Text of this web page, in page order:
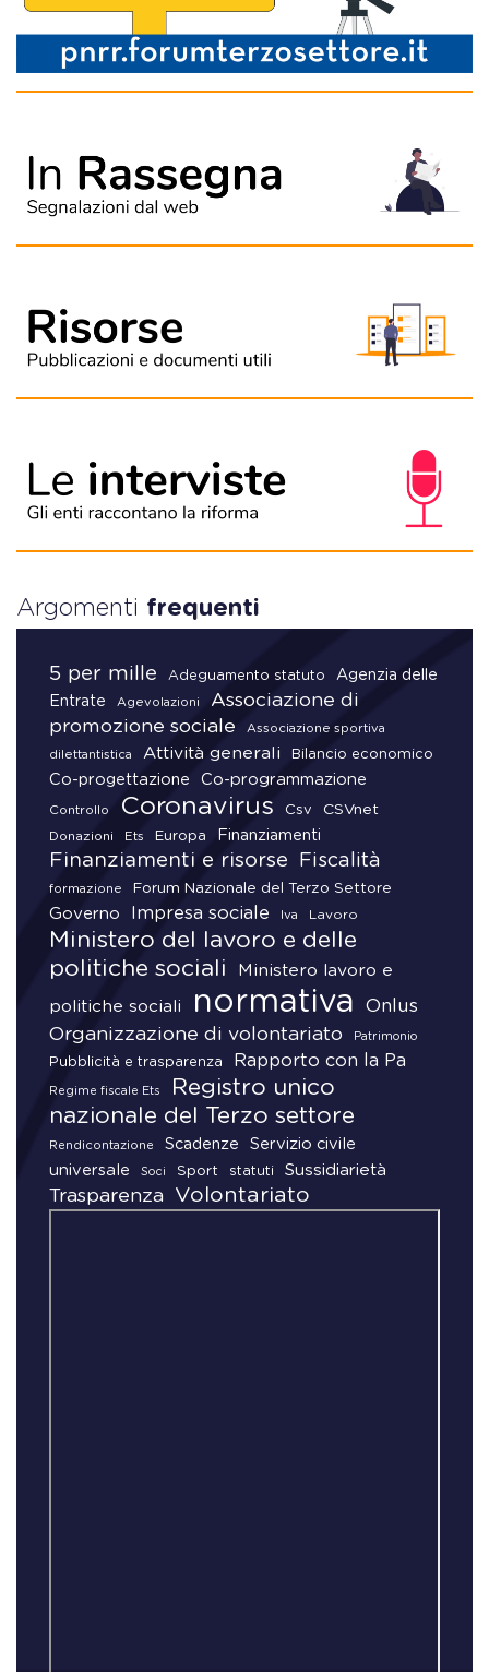
Argomenti frequenti
5 per mille Adeguamento statuto
Agenzia delle
Entrate
Agevolazioni
Associazione di
promozione sociale
Associazione sportiva
dilettantistica Attività generali Bilancio economico
Co-progettazione Co-programmazione
Controllo Coronavirus Csv CSVnet
Donazioni Ets Europa Finanziamenti
Finanziamenti e risorse Fiscalità
formazione Forum Nazionale del Terzo Settore
Governo Impresa sociale Iva Lavoro
Ministero del lavoro e delle
politiche sociali
Ministero lavoro e
politiche sociali normativa Onlus
Organizzazione di volontariato Patrimonio
Pubblicità e trasparenza Rapporto con la Pa
Regime fiscale Ets
Registro unico
nazionale del Terzo settore
Rendicontazione Scadenze
Servizio civile
universale
Soci Sport statuti Sussidiarietà
Trasparenza Volontariato